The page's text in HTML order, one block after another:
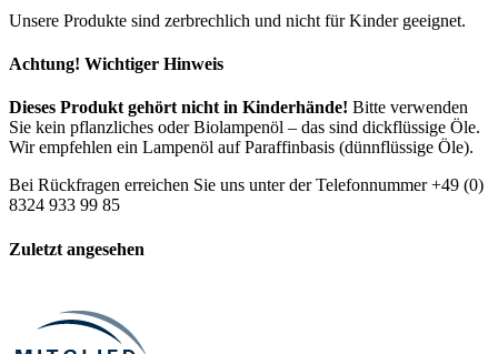
Unsere Produkte sind zerbrechlich und nicht für Kinder geeignet.
Achtung! Wichtiger Hinweis
Dieses Produkt gehört nicht in Kinderhände! Bitte verwenden
Sie kein pflanzliches oder Biolampenöl – das sind dickflüssige Öle.
Wir empfehlen ein Lampenöl auf Paraffinbasis (dünnflüssige Öle).
Bei Rückfragen erreichen Sie uns unter der Telefonnummer +49 (0)
8324 933 99 85
Zuletzt angesehen